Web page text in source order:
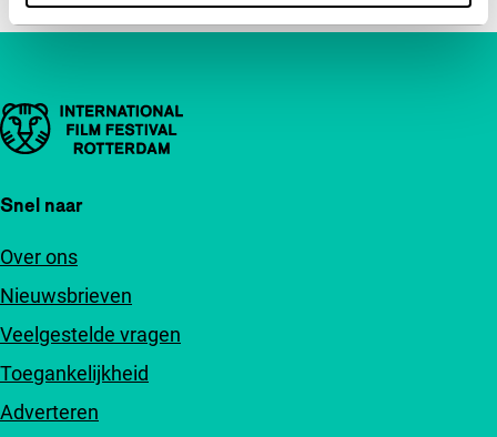
Belangrijke links
Snel naar
Over ons
Nieuwsbrieven
Veelgestelde vragen
Toegankelijkheid
Adverteren